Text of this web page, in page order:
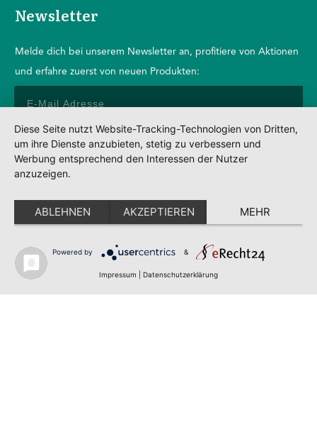
Newsletter
Melde dich bei unserem Newsletter an, profitiere von Aktionen
und erfahre zuerst von neuen Produkten:
Anmelden
Datenschutz
AGBs
Partner
POWERED BY SEYER MARKETING ©2022
Diese Seite nutzt Website-Tracking-Technologien von Dritten,
um ihre Dienste anzubieten, stetig zu verbessern und
Werbung entsprechend den Interessen der Nutzer
anzuzeigen.
ABLEHNEN AKZEPTIEREN MEHR
Powered by &
Impressum Datenschutzerklärung